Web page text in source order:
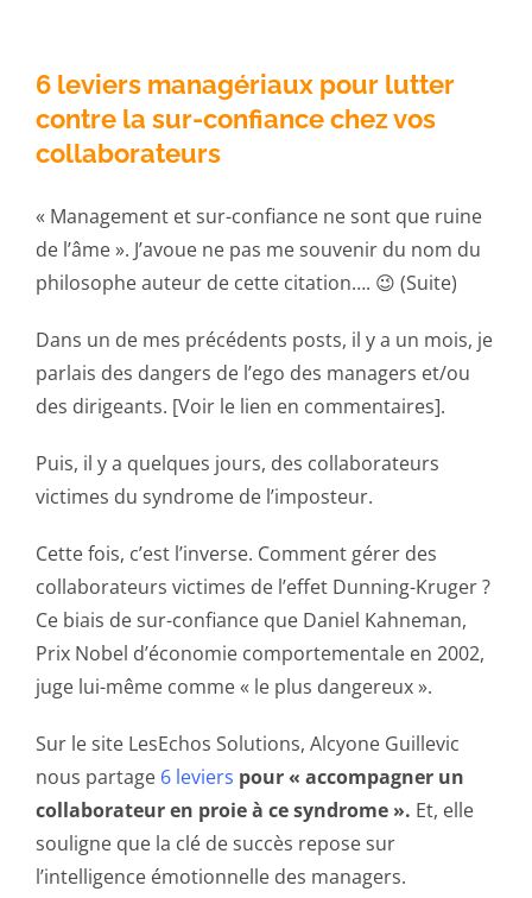
6 leviers managériaux pour lutter
contre la sur-confiance chez vos
collaborateurs
« Management et sur-confiance ne sont que ruine
de l’âme ». J’avoue ne pas me souvenir du nom du
philosophe auteur de cette citation…. 😉 (Suite)
Dans un de mes précédents posts, il y a un mois, je
parlais des dangers de l’ego des managers et/ou
des dirigeants. [Voir le lien en commentaires].
Puis, il y a quelques jours, des collaborateurs
victimes du syndrome de l’imposteur.
Cette fois, c’est l’inverse. Comment gérer des
collaborateurs victimes de l’effet Dunning-Kruger ?
Ce biais de sur-confiance que Daniel Kahneman,
Prix Nobel d’économie comportementale en 2002,
juge lui-même comme « le plus dangereux ».
Sur le site LesEchos Solutions, Alcyone Guillevic
nous partage 6 leviers pour « accompagner un
collaborateur en proie à ce syndrome ». Et, elle
souligne que la clé de succès repose sur
l’intelligence émotionnelle des managers.